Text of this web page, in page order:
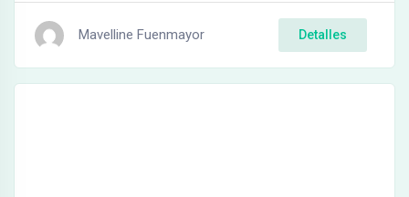
Mavelline Fuenmayor Detalles